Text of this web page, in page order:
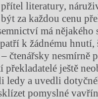
literatury,
za každou cenu
má nějakého
k žádnému
čtenářsky
překladatelé ještě
ledy a uvedli
pomyslné